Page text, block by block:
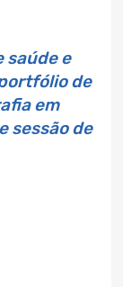
saúde e
de
em
sessão de